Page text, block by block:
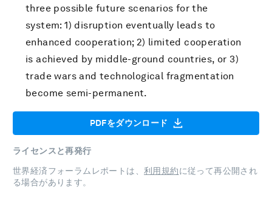
three possible future scenarios for the
system: 1) disruption eventually leads to
enhanced cooperation; 2) limited cooperation
is achieved by middle-ground countries, or 3)
trade wars and technological fragmentation
become semi-permanent.
PDFをダウンロード
ライセンスと再発行
世界経済フォーラムレポートは、 利用規約に従って再公開され
る場合があります。